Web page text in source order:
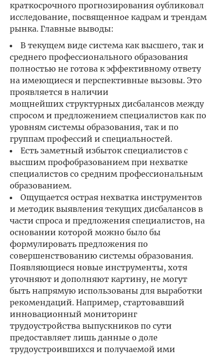
краткосрочного прогнозирования оубликовал
исследование, посвященное кадрам и трендам
рынка. Главные выводы:
В текущем виде система как высшего, так и
среднего профессионального образования
полностью не готова к эффективному ответу
на имеющиеся и перспективные вызовы. Это
проявляется в наличии
мощнейших структурных дисбалансов между
спросом и предложением специалистов как по
уровням системы образования, так и по
группам профессий и специальностей.
Есть заметный избыток специалистов с
высшим профобразованием при нехватке
специалистов со средним профессиональным
образованием.
Ощущается острая нехватка инструментов
и методик выявления текущих дисбалансов в
части спроса и предложения специалистов, на
основании которой можно было бы
формулировать предложения по
совершенствованию системы образования.
Появляющиеся новые инструменты, хотя
уточняют и дополняют картину, не могут
быть напрямую использованы для выработки
рекомендаций. Например, стартовавший
инновационный мониторинг
трудоустройства выпускников по сути
предоставляет лишь данные о доле
трудоустроившихся и получаемой ими